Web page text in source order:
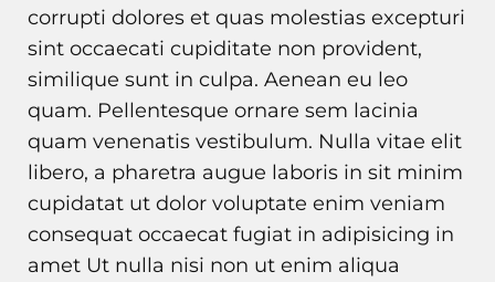
corrupti dolores et quas molestias excepturi
sint occaecati cupiditate non provident,
similique sunt in culpa. Aenean eu leo
quam. Pellentesque ornare sem lacinia
quam venenatis vestibulum. Nulla vitae elit
libero, a pharetra augue laboris in sit minim
cupidatat ut dolor voluptate enim veniam
consequat occaecat fugiat in adipisicing in
amet Ut nulla nisi non ut enim aliqua